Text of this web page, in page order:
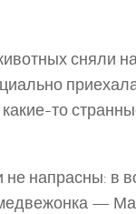
сняли
то
не напрасны: в
—